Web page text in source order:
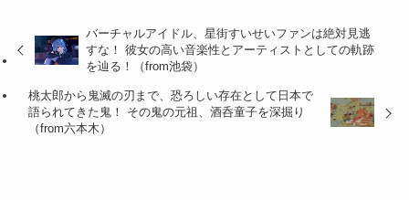
バーチャルアイドル、星街すいせいファンは絶対見逃
すな！ 彼女の高い音楽性とアーティストとしての軌跡
を辿る！（from池袋）
桃太郎から鬼滅の刃まで、恐ろしい存在として日本で
語られてきた鬼！ その鬼の元祖、酒呑童子を深掘り
（from六本木）